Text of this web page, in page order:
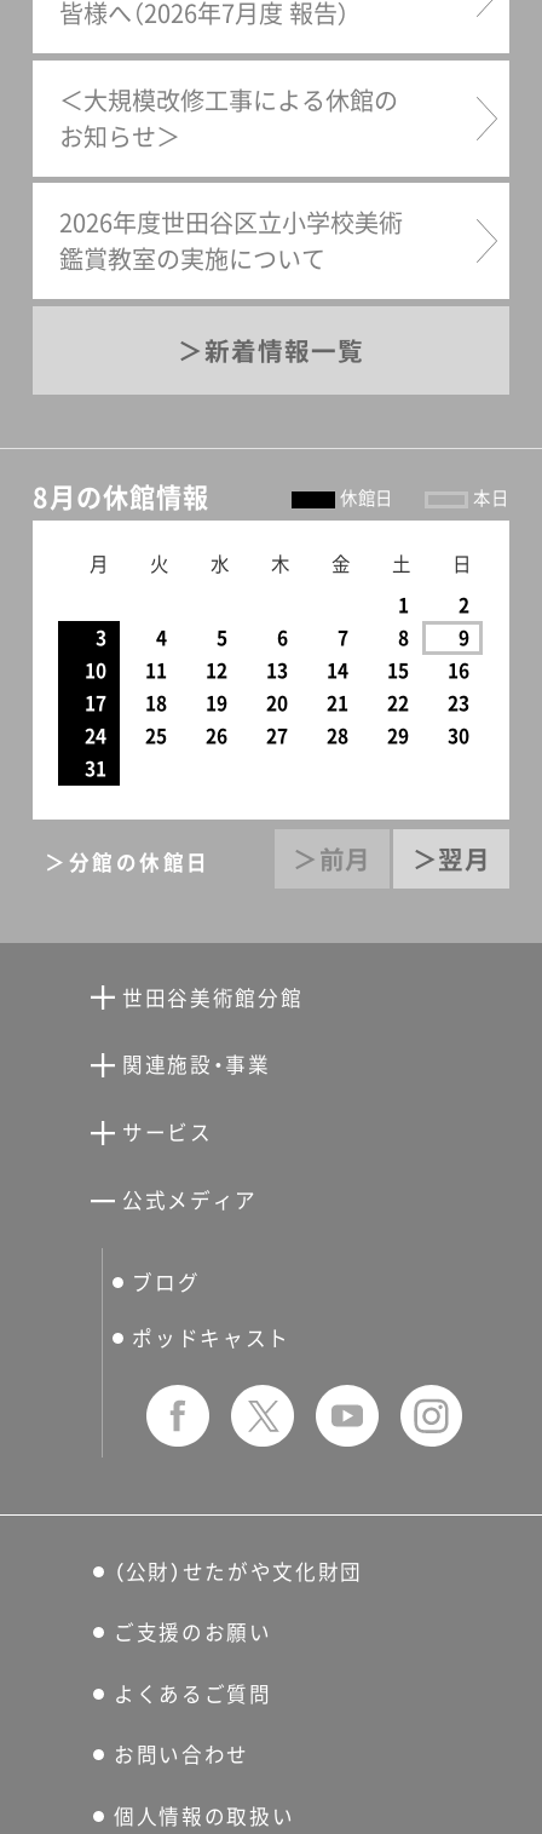
皆様へ（2026年7月度 報告）
＜大規模改修工事による休館の
お知らせ＞
2026年度世田谷区立小学校美術
鑑賞教室の実施について
新着情報一覧
8月の休館情報 休館日 本日
月 火 水 木 金 土 日
1
2
3
4 5 6 7 8
9
10
11 12 13 14 15
16
17
18 19 20 21 22
23
24
25 26 27 28 29
30
31
＞前月 ＞翌月
＞分館の休館日
世田谷美術館分館
向井潤吉アトリエ館
分館スケジュール
関連施設・事業
世田谷文学館
せたおん
サービス
せたがやアーツカード
友の会
公式メディア
ブログ
ポッドキャスト
（公財）せたがや文化財団
ご支援のお願い
よくあるご質問
お問い合わせ
個人情報の取扱い